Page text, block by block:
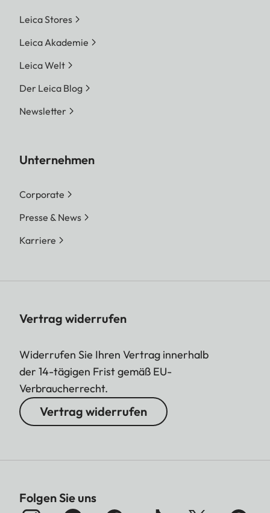
Leica Stores
Leica Akademie
Leica Welt
Der Leica Blog
Newsletter
Unternehmen
Corporate
Presse & News
Karriere
Vertrag widerrufen
Widerrufen Sie Ihren Vertrag innerhalb
der 14-tägigen Frist gemäß EU-
Verbraucherrecht.
Vertrag widerrufen
Folgen Sie uns